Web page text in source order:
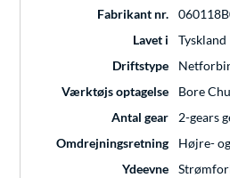
Fabrikant nr.
Lavet i
Tyskland
Driftstype
Værktøjs optagelse
Bore
Antal gear
2-gears
Omdrejningsretning
Højre-
Ydeevne